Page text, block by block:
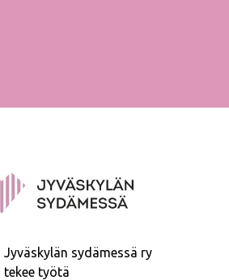
Jyväskylän sydämessä ry
tekee työtä